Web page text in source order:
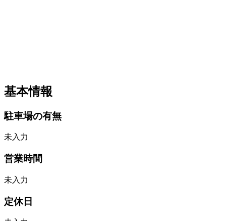
基本情報
駐車場の有無
未入力
営業時間
未入力
定休日